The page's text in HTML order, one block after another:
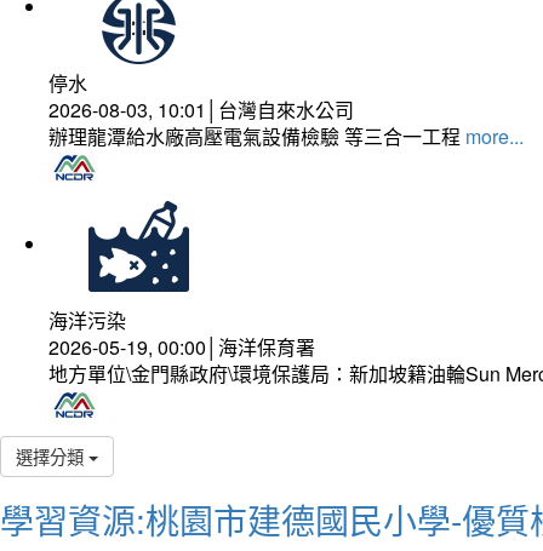
停水
2026-08-03, 10:01│台灣自來水公司
辦理龍潭給水廠高壓電氣設備檢驗 等三合一工程 more...
海洋污染
2026-05-19, 00:00│海洋保育署
地方單位\金門縣政府\環境保護局：新加坡籍油輪Sun
選擇分類
學習資源:桃園市建德國民小學-優質